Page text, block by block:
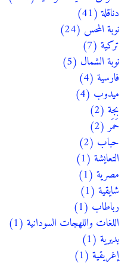
دناقلة (41)
نوبة المحس (24)
تركية (7)
نوبة الشمال (5)
فارسية (4)
ميدوب (4)
بجة (2)
حَمَر (2)
حباب (2)
التعايشة (1)
مصرية (1)
شايقية (1)
رباطاب (1)
اللغات واللهجات السودانية (1)
بديرية (1)
إغريقية (1)